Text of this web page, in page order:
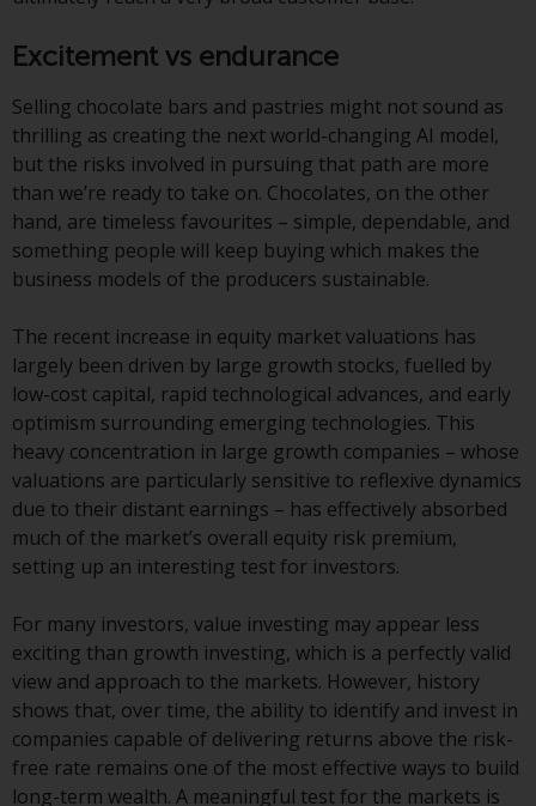
folgenden Seiten beziehen sich
kollektive Kapitalanlagen, die von
RWC Asset Management LLP oder
einem ihrer verbundenen
Unternehmen verwaltet werden
(die „von Redwheel verwalteten
Fonds“). Einige der von Redwheel
verwalteten Fonds, auf die auf
wurden nicht von der
Eidgenössischen
Finanzmarktaufsicht („FINMA“)
zugelassen und Anleger genießen
daher nicht den vollen
Anlegerschutz nach dem
Bundesgesetz über die
kollektiven Kapitalanlagen von 23.
Juni 2006 («KAG») oder Aufsicht
verwaltete Fonds, die nicht von
der FINMA bewilligt wurden,
dürfen in der Schweiz nur
qualifizierten Anlegern im Sinne
von Artikel 10 Absatz 1
angeboten werden. 3 und Abs.
Excitement vs endurance
Selling chocolate bars and pastries might not sound as
thrilling as creating the next world-changing AI model,
but the risks involved in pursuing that path are more
than we’re ready to take on. Chocolates, on the other
hand, are timeless favourites – simple, dependable, and
something people will keep buying which makes the
business models of the producers sustainable.
The recent increase in equity market valuations has
largely been driven by large growth stocks, fuelled by
low-cost capital, rapid technological advances, and early
optimism surrounding emerging technologies. This
heavy concentration in large growth companies – whose
valuations are particularly sensitive to reflexive dynamics
due to their distant earnings – has effectively absorbed
much of the market’s overall equity risk premium,
setting up an interesting test for investors.
For many investors, value investing may appear less
exciting than growth investing, which is a perfectly valid
view and approach to the markets. However, history
shows that, over time, the ability to identify and invest in
companies capable of delivering returns above the risk-
free rate remains one of the most effective ways to build
long-term wealth. A meaningful test for the markets is